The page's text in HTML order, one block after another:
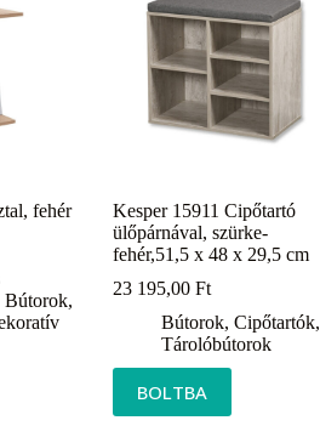
fehér
Bútorok,
Kesper 15911 Cipőtartó
ülőpárnával, szürke-
fehér,51,5 x 48 x 29,5 cm
23 195,00Ft
Bútorok,Cipőtartók,
Tárolóbútorok
BOLTBA